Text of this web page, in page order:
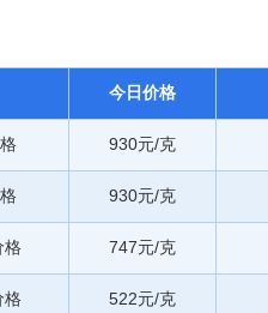
今日价格
930元/克
930元/克
格 747元/克
格 522元/克